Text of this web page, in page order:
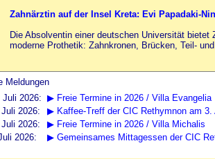
Zahnärztin auf der Insel Kreta: Evi Papadaki-
Die Absolventin einer deutschen Universität bietet
moderne Prothetik: Zahnkronen, Brücken, Teil-